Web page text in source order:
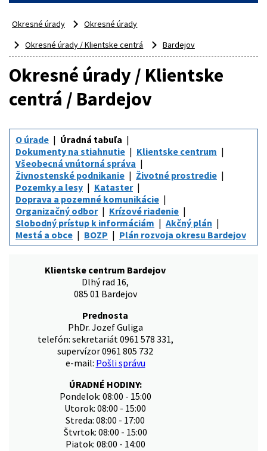
Okresné úrady
Okresné úrady
Okresné úrady / Klientske centrá
Bardejov
Okresné úrady / Klientske
centrá / Bardejov
O úrade
Úradná tabuľa
Dokumenty na stiahnutie
Klientske centrum
Všeobecná vnútorná správa
Živnostenské podnikanie
Životné prostredie
Pozemky a lesy
Kataster
Doprava a pozemné komunikácie
Organizačný odbor
Krízové riadenie
Slobodný prístup k informáciám
Akčný plán
Mestá a obce
BOZP Plán rozvoja okresu Bardejov
Klientske centrum Bardejov
Dlhý rad 16,
085 01 Bardejov
Prednosta
PhDr. Jozef Guliga
telefón: sekretariát 0961 578 331,
supervízor 0961 805 732
e-mail: Pošli správu
ÚRADNÉ HODINY:
Pondelok: 08:00 - 15:00
Utorok: 08:00 - 15:00
Streda: 08:00 - 17:00
Štvrtok: 08:00 - 15:00
Piatok: 08:00 - 14:00